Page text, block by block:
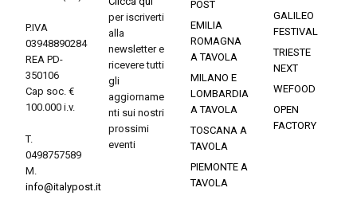
P.IVA
03948890284
REA PD-
350106
Cap soc. €
100.000 i.v.
T.
0498757589
M.
info@italypost.it
per iscriverti
alla
newsletter e
ricevere tutti
gli
aggiorname
nti sui nostri
prossimi
eventi
POST
EMILIA
ROMAGNA
A TAVOLA
MILANO E
LOMBARDIA
A TAVOLA
TOSCANA A
TAVOLA
PIEMONTE A
TAVOLA
GALILEO
FESTIVAL
TRIESTE
NEXT
WEFOOD
OPEN
FACTORY